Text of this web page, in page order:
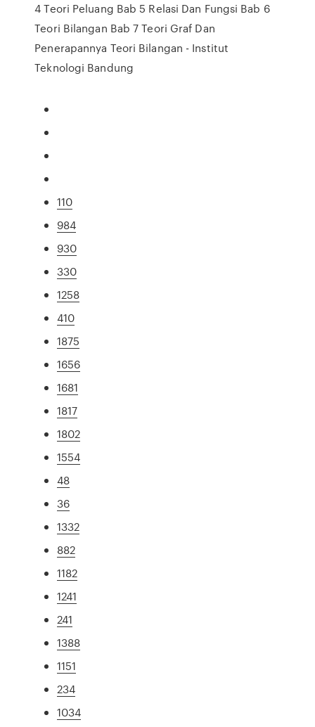
4 Teori Peluang Bab 5 Relasi Dan Fungsi Bab 6
Teori Bilangan Bab 7 Teori Graf Dan
Penerapannya Teori Bilangan - Institut
Teknologi Bandung
110
984
930
330
1258
410
1875
1656
1681
1817
1802
1554
48
36
1332
882
1182
1241
241
1388
1151
234
1034